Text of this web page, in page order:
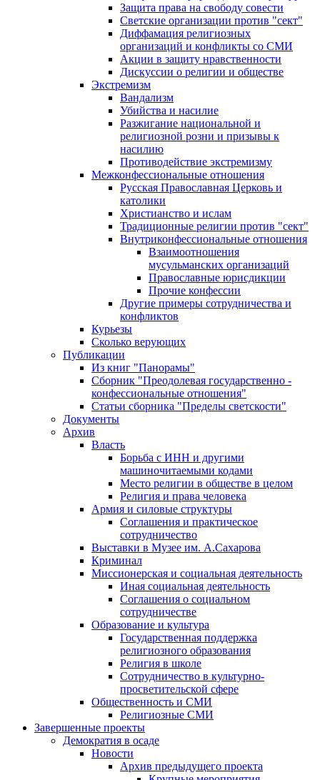
Защита права на свободу совести
Светские организации против "сект"
Диффамация религиозных
организаций и конфликты со СМИ
Акции в защиту нравственности
Дискуссии о религии и обществе
Экстремизм
Вандализм
Убийства и насилие
Разжигание национальной и
религиозной розни и призывы к
насилию
Противодействие экстремизму
Межконфессиональные отношения
Русская Православная Церковь и
католики
Христианство и ислам
Традиционные религии против "сект"
Внутриконфессиональные отношения
Взаимоотношения
мусульманских организаций
Православные юрисдикции
Прочие конфессии
Другие примеры сотрудничества и
конфликтов
Курьезы
Сколько верующих
Публикации
Из книг "Панорамы"
Сборник "Преодолевая государственно -
конфессиональные отношения"
Статьи сборника "Пределы светскости"
Документы
Архив
Власть
Борьба с ИНН и другими
машиночитаемыми кодами
Место религии в обществе в целом
Религия и права человека
Армия и силовые структуры
Соглашения и практическое
сотрудничество
Выставки в Музее им. А.Сахарова
Криминал
Миссионерская и социальная деятельность
Иная социальная деятельность
Соглашения о социальном
сотрудничестве
Образование и культура
Государственная поддержка
религиозного образования
Религия в школе
Сотрудничество в культурно-
просветительской сфере
Общественность и СМИ
Религиозные СМИ
Завершенные проекты
Демократия в осаде
Новости
Архив предыдущего проекта